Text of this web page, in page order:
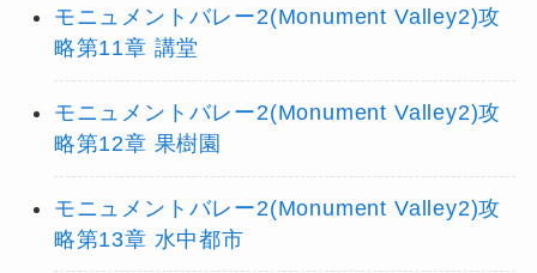
モニュメントバレー2(Monument Valley2)攻
略第11章 講堂
モニュメントバレー2(Monument Valley2)攻
略第12章 果樹園
モニュメントバレー2(Monument Valley2)攻
略第13章 水中都市